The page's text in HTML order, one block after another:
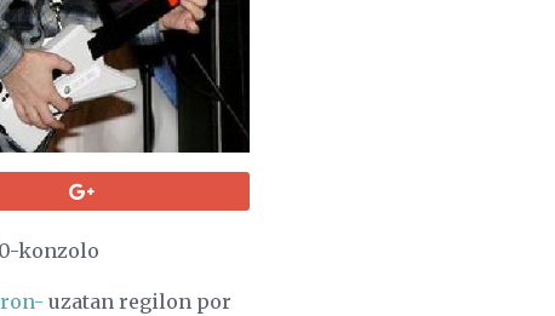
konzolo
uzatan regilon por